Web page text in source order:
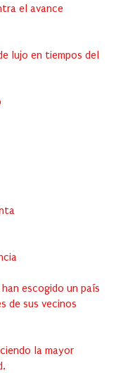
el avance
lujo en tiempos del
escogido un país
de sus vecinos
la mayor